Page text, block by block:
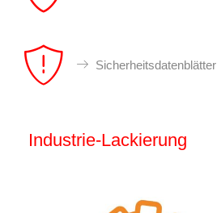
Sicherheitsdatenblätter
Industrie-Lackierung